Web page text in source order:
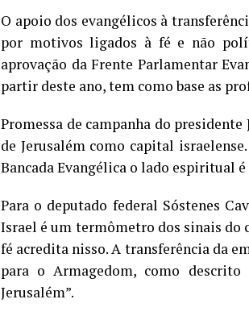
O apoio dos evangélicos à
por motivos ligados à fé e não
aprovação da Frente Parlamentar
partir deste ano, tem como base as
Promessa de campanha do
de Jerusalém como capital
Bancada Evangélica o lado espiritual
Para o deputado federal Sóstenes
Israel é um termômetro dos sinais do
fé acredita nisso. A transferência da
para o Armagedom, como
Jerusalém”.